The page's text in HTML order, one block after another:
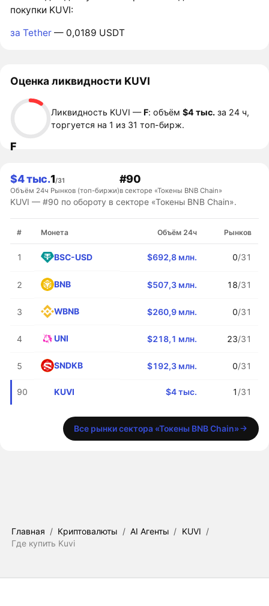
покупки KUVI:
за Tether — 0,0189 USDT
Оценка ликвидности KUVI
F
Ликвидность KUVI —F: объём$4 тыс. за 24 ч,
торгуется на 1 из 31 топ-бирж.
$4 тыс.
Объём 24ч
1/31
Рынков (топ-биржи)
#90
в секторе «Токены BNB Chain»
KUVI — #90 по обороту в секторе «Токены BNB Chain».
# Монета Объём 24ч Рынков
1 BSC-USD $692,8 млн. 0/31
2 BNB $507,3 млн. 18/31
3 WBNB $260,9 млн. 0/31
4 UNI $218,1 млн. 23/31
5 SNDKB $192,3 млн. 0/31
90 KUVI $4 тыс. 1 /31
Все рынки сектора «Токены BNB Chain»
Главная / Криптовалюты / AI Агенты / KUVI /
Где купить Kuvi